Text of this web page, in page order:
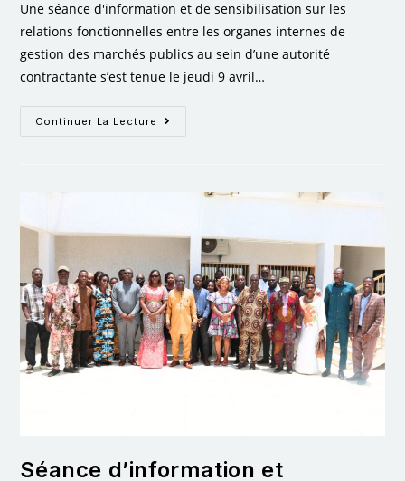
Une séance d'information et de sensibilisation sur les
relations fonctionnelles entre les organes internes de
gestion des marchés publics au sein d’une autorité
contractante s’est tenue le jeudi 9 avril…
Continuer La Lecture
Séance d’information et